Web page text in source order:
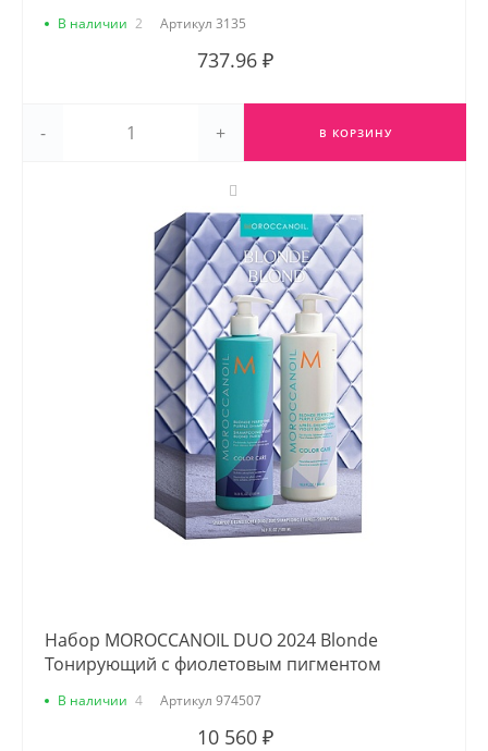
В наличии 2 Артикул 3135
737.96 ₽
- + В КОРЗИНУ
Набор MOROCCANOIL DUO 2024 Blonde
Тонирующий с фиолетовым пигментом
В наличии 4 Артикул 974507
10 560 ₽